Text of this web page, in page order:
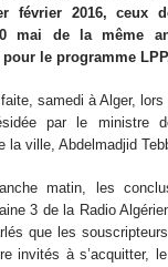
février 2016, ceux
mai de la même
pour le programme
samedi à Alger, lors
par le ministre
la ville, Abdelmadjid
matin, les
3 de la Radio
que les
invités à s’acquitter,